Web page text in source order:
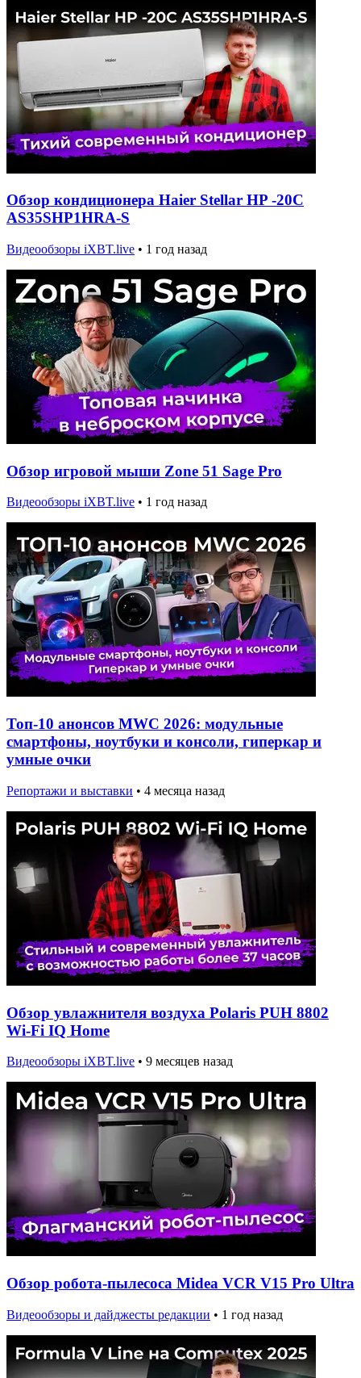
Обзор кондиционера Haier Stellar HP -20C
AS35SHP1HRA-S
Видеообзоры iXBT.live • 1 год назад
Обзор игровой мыши Zone 51 Sage Pro
Видеообзоры iXBT.live • 1 год назад
Топ-10 анонсов MWC 2026: модульные
смартфоны, ноутбуки и консоли, гиперкар и
умные очки
Репортажи и выставки • 4 месяца назад
Обзор увлажнителя воздуха Polaris PUH 8802
Wi-Fi IQ Home
Видеообзоры iXBT.live • 9 месяцев назад
Обзор робота-пылесоса Midea VCR V15 Pro Ultra
Видеообзоры и дайджесты редакции • 1 год назад